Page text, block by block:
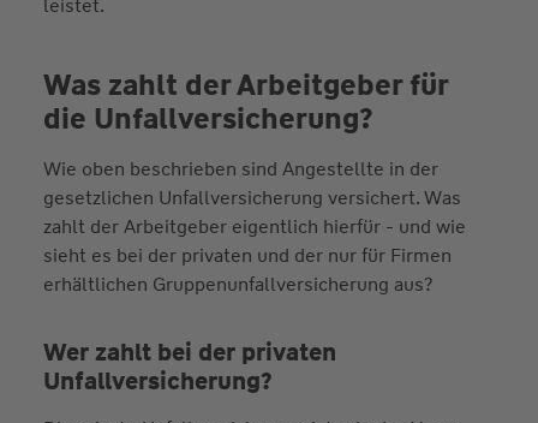
leistet.
Was zahlt der Arbeitgeber für
die Unfallversicherung?
Wie oben beschrieben sind Angestellte in der
gesetzlichen Unfallversicherung versichert. Was
zahlt der Arbeitgeber eigentlich hierfür - und wie
sieht es bei der privaten und der nur für Firmen
erhältlichen Gruppenunfallversicherung aus?
Wer zahlt bei der privaten
Unfallversicherung?